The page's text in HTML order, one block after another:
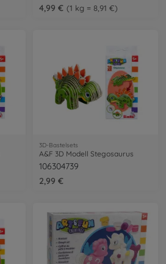
4,99 €
1 kg = 8,91 €
3D-Bastelsets
A&F 3D Modell Stegosaurus
106304739
2,99 €